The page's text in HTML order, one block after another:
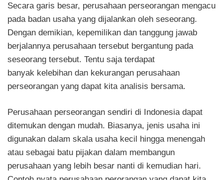
Secara garis besar, perusahaan perseorangan mengacu
pada badan usaha yang dijalankan oleh seseorang.
Dengan demikian, kepemilikan dan tanggung jawab
berjalannya perusahaan tersebut bergantung pada
seseorang tersebut. Tentu saja terdapat
banyak kelebihan dan kekurangan perusahaan
perseorangan yang dapat kita analisis bersama.
Perusahaan perseorangan sendiri di Indonesia dapat
ditemukan dengan mudah. Biasanya, jenis usaha ini
digunakan dalam skala usaha kecil hingga menengah
atau sebagai batu pijakan dalam membangun
perusahaan yang lebih besar nanti di kemudian hari.